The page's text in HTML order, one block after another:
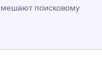
мешают поисковому